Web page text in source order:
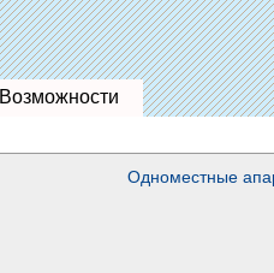
Возможности
Одноместные